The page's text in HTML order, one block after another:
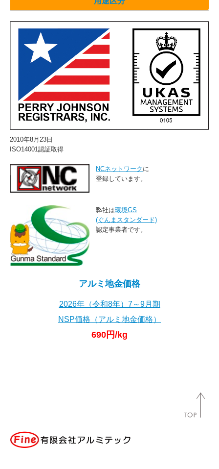
2010年8月23日
ISO14001認証取得
NCネットワーク に
登録しています。
弊社は環境GS
(ぐんまスタンダード)
認定事業者です。
アルミ地金価格
2026年（令和8年）7～9月期
NSP価格（アルミ地金価格）
690円/kg